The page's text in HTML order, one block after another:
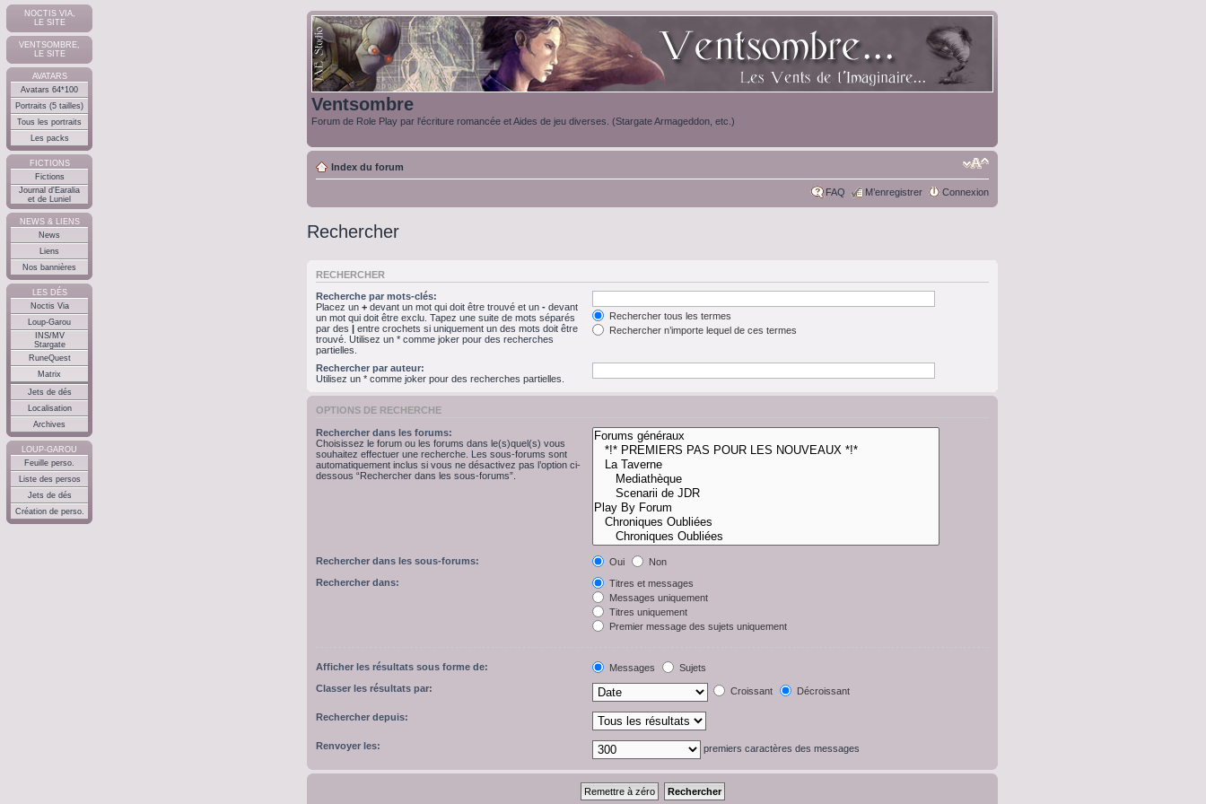
NOCTIS VIA,
LE SITE
VENTSOMBRE,
LE SITE
AVATARS
Avatars 64*100
Portraits (5 tailles)
Tous les portraits
Les packs
FICTIONS
Fictions
Journal d'Earalia
et de Luniel
NEWS & LIENS
News
Liens
Nos bannières
LES DÉS
Noctis Via
Loup-Garou
INS/MV
Stargate
RuneQuest
Matrix
Jets de dés
Localisation
Archives
LOUP-GAROU
Feuille perso.
Liste des persos
Jets de dés
Création de perso.
Ventsombre
Forum de Role Play par l'écriture romancée et Aides de jeu diverses. (Stargate Armageddon, etc.)
Index du forum
FAQ M’enregistrer Connexion
Rechercher
RECHERCHER
Recherche par mots-clés:
Placez un + devant un mot qui doit être trouvé et un - devant
un mot qui doit être exclu. Tapez une suite de mots séparés
par des | entre crochets si uniquement un des mots doit être
trouvé. Utilisez un * comme joker pour des recherches
partielles.
Rechercher tous les termes
Rechercher n’importe lequel de ces termes
Rechercher par auteur:
Utilisez un * comme joker pour des recherches partielles.
OPTIONS DE RECHERCHE
Rechercher dans les forums:
Choisissez le forum ou les forums dans le(s)quel(s) vous
souhaitez effectuer une recherche. Les sous-forums sont
automatiquement inclus si vous ne désactivez pas l’option ci-
dessous “Rechercher dans les sous-forums”.
Rechercher dans les sous-forums: Oui
Non
Rechercher dans:
Titres et messages
Messages uniquement
Titres uniquement
Premier message des sujets uniquement
Afficher les résultats sous forme de: Messages
Sujets
Classer les résultats par:
Croissant Décroissant
Rechercher depuis:
Renvoyer les: premiers caractères des messages